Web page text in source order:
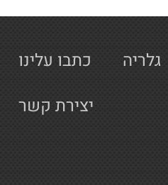
גלריה
כתבו עלינו
יצירת קשר